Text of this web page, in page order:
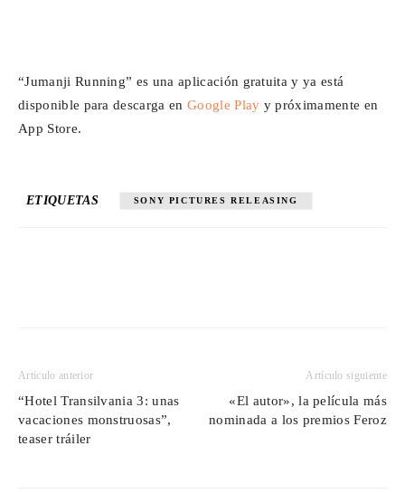
“Jumanji Running” es una aplicación gratuita y ya está
disponible para descarga en Google Play y próximamente en
App Store.
ETIQUETAS SONY PICTURES RELEASING
Artículo anterior
“Hotel Transilvania 3: unas
vacaciones monstruosas”,
teaser tráiler
Artículo siguiente
«El autor», la película más
nominada a los premios Feroz